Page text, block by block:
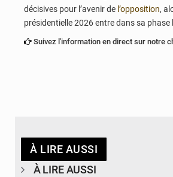
décisives pour l’avenir de l’opposition,
présidentielle 2026 entre dans sa phase
Suivez l'information en direct sur notre
À LIRE AUSSI
À LIRE AUSSI